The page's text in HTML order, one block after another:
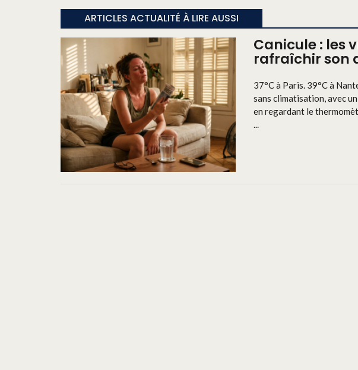
ARTICLES ACTUALITÉ À LIRE AUSSI
Canicule : les
rafraîchir son
37°C à Paris. 39°C à
sans climatisation, avec
en regardant le
...